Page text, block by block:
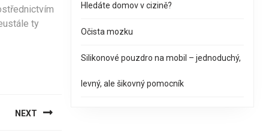
ty
NEXT
Hledáte domov v cizině?
Očista mozku
Silikonové pouzdro na mobil – jednoduchý,
levný, ale šikovný pomocník